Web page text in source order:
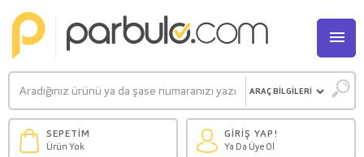
SEPETİM
Ürün Yok
GİRİŞ YAP!
Ya Da Üye Ol